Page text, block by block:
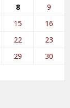
8
9
15
16
22
23
29
30